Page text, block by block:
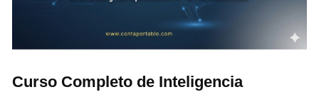
Curso Completo de Inteligencia